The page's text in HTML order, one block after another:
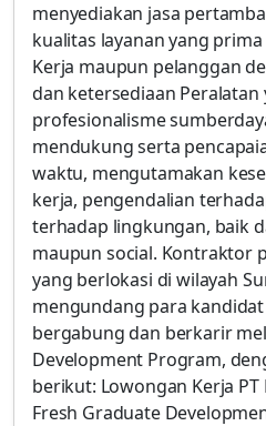
menyediakan jasa
kualitas layanan yang
Kerja maupun pelanggan
dan ketersediaan Peralatan
profesionalisme
mendukung serta
waktu, mengutamakan
kerja, pengendalian
terhadap lingkungan, baik
maupun social. Kontraktor
yang berlokasi di wilayah
mengundang para
bergabung dan berkarir
Development Program,
berikut: Lowongan Kerja PT
Fresh Graduate